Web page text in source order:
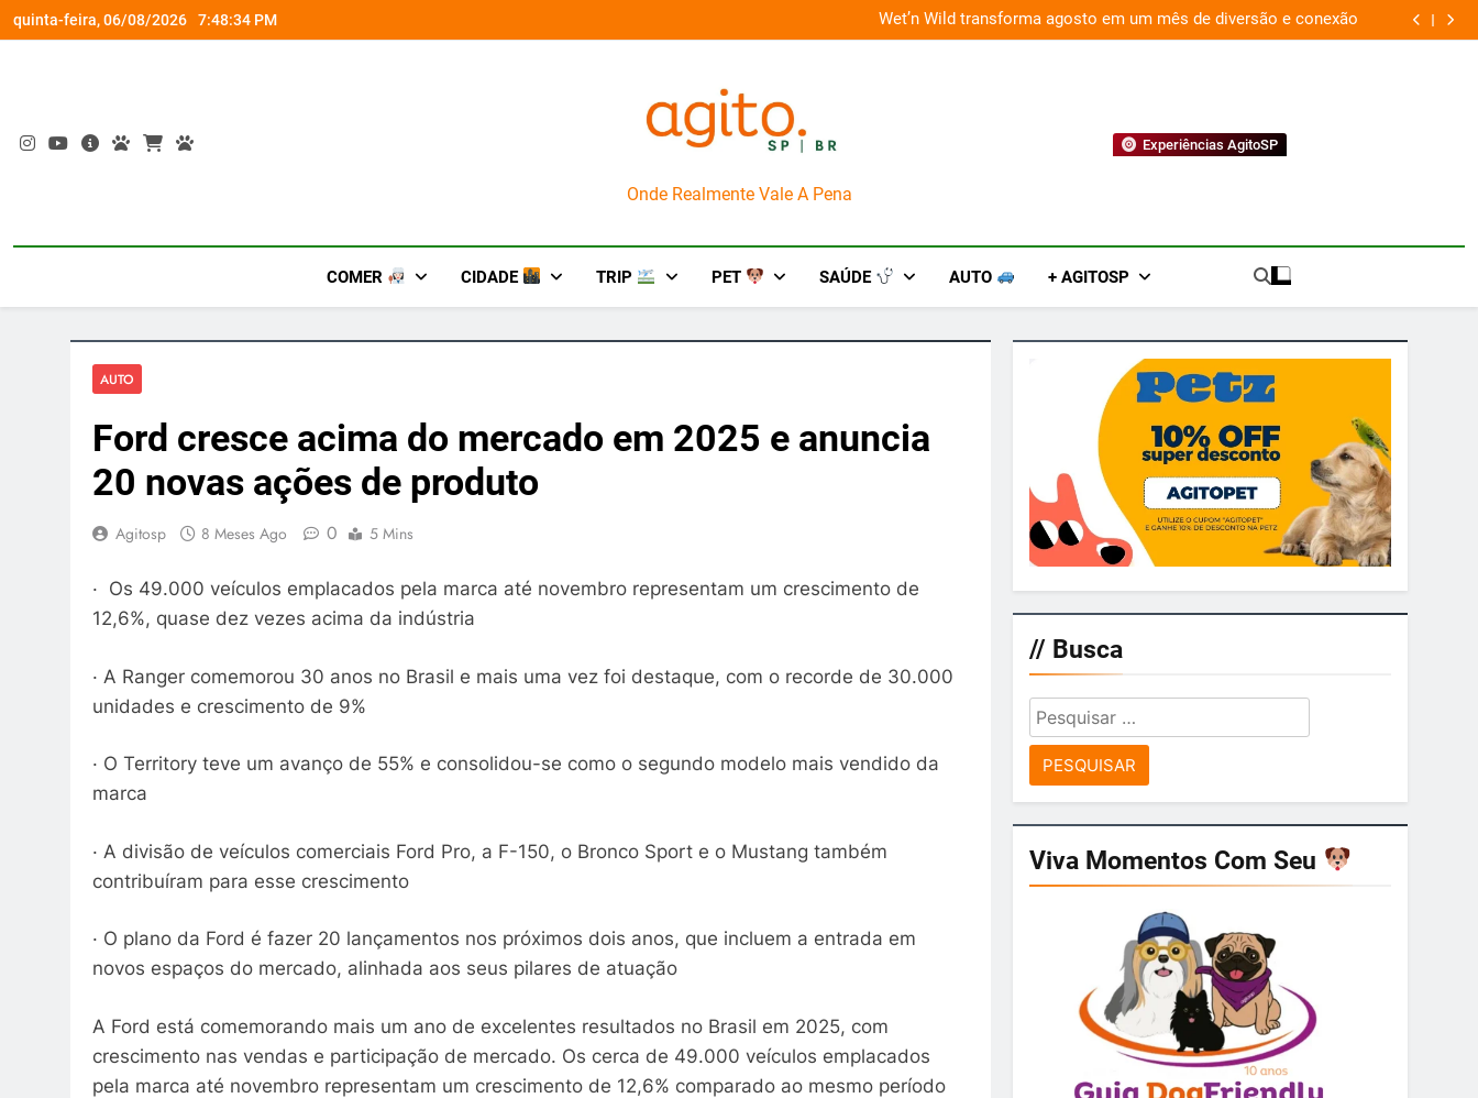
Skip
to
quinta-feira, 06/08/2026 7:48:35 PM
Fim do improviso no socorro ao diabetes Wet’n Wild transforma agosto em um mês de diversão e conexão “Led Zeppelin in Concert” retorna aos palcos com a
AgitoSP
Onde Realmente Vale A Pena
Experiências AgitoSP
COMER CIDADE TRIP PET SAÚDE AUTO + AGITOSP
AUTO
Ford cresce acima do mercado em 2025 e anuncia
20 novas ações de produto
Agitosp 8 Meses Ago 0 5 Mins
· Os 49.000 veículos emplacados pela marca até novembro representam um crescimento de
12,6%, quase dez vezes acima da indústria
· A Ranger comemorou 30 anos no Brasil e mais uma vez foi destaque, com o recorde de 30.000
unidades e crescimento de 9%
· O Territory teve um avanço de 55% e consolidou-se como o segundo modelo mais vendido da
marca
· A divisão de veículos comerciais Ford Pro, a F-150, o Bronco Sport e o Mustang também
contribuíram para esse crescimento
· O plano da Ford é fazer 20 lançamentos nos próximos dois anos, que incluem a entrada em
novos espaços do mercado, alinhada aos seus pilares de atuação
A Ford está comemorando mais um ano de excelentes resultados no Brasil em 2025, com
crescimento nas vendas e participação de mercado. Os cerca de 49.000 veículos emplacados
pela marca até novembro representam um crescimento de 12,6% comparado ao mesmo período
// Busca
Pesquisar
por:
Viva Momentos Com Seu